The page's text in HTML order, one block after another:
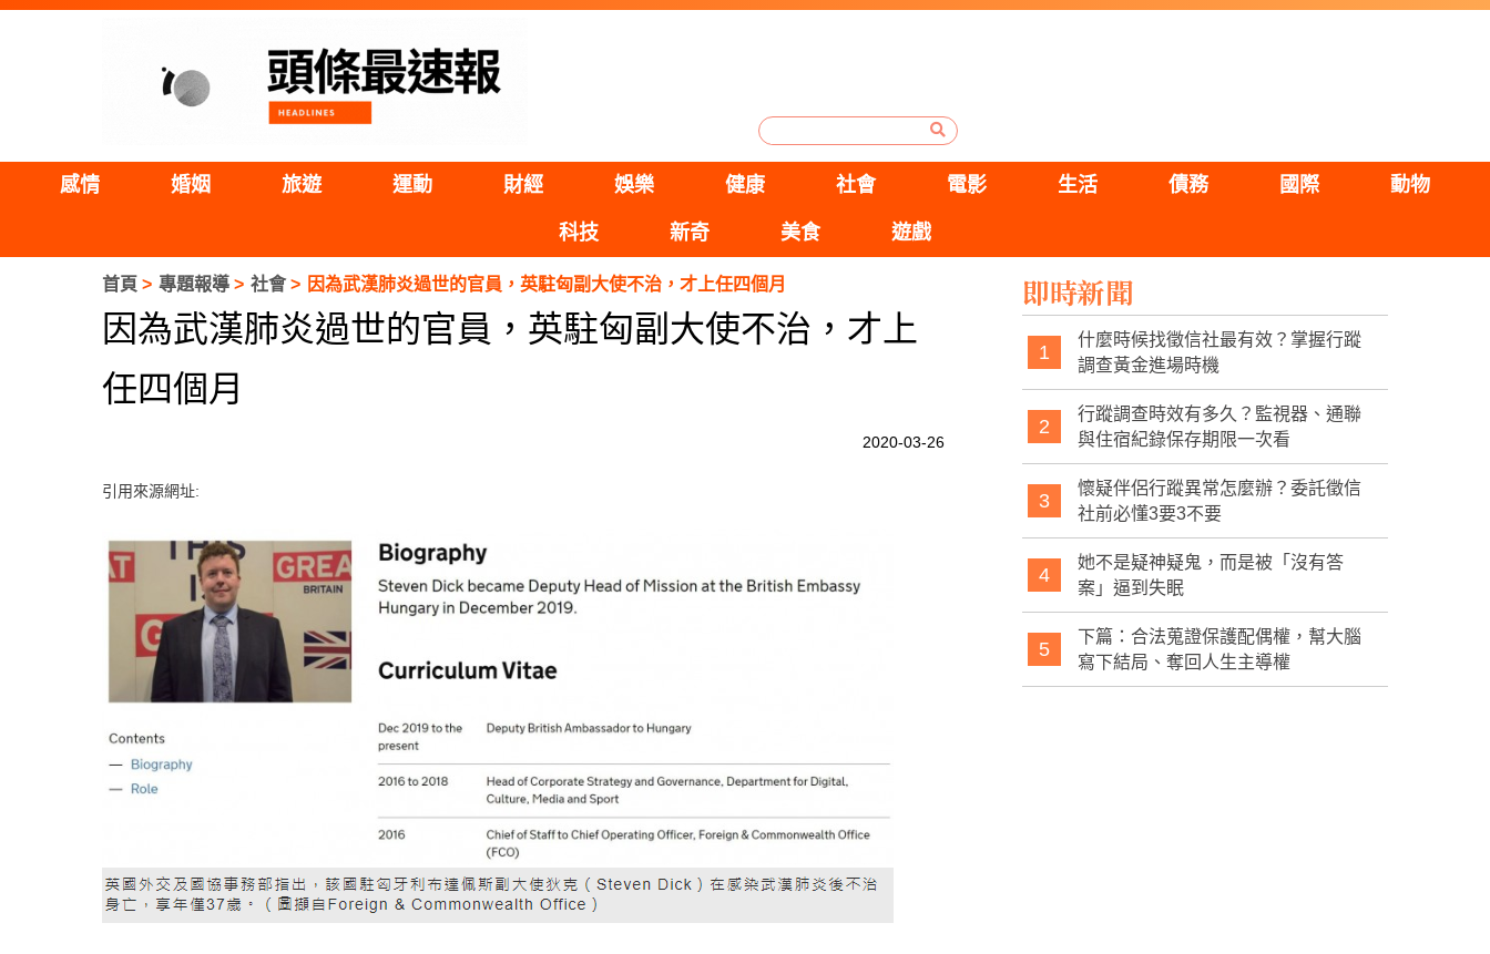
感情 婚姻 旅遊 運動 財經 娛樂 健康 社會 電影 生活 債務 國際 動物
科技 新奇 美食 遊戲
首頁 專題報導 社會 因為武漢肺炎過世的官員，英駐匈副大使不治，才上任四個月
因為武漢肺炎過世的官員，英駐匈副大使不治，才上
任四個月
2020-03-26
引用來源網址:
即時新聞
1
什麼時候找徵信社最有效？掌握行蹤
調查黃金進場時機
2
行蹤調查時效有多久？監視器、通聯
與住宿紀錄保存期限一次看
3
懷疑伴侶行蹤異常怎麼辦？委託徵信
社前必懂3要3不要
4
她不是疑神疑鬼，而是被「沒有答
案」逼到失眠
5
下篇：合法蒐證保護配偶權，幫大腦
寫下結局、奪回人生主導權